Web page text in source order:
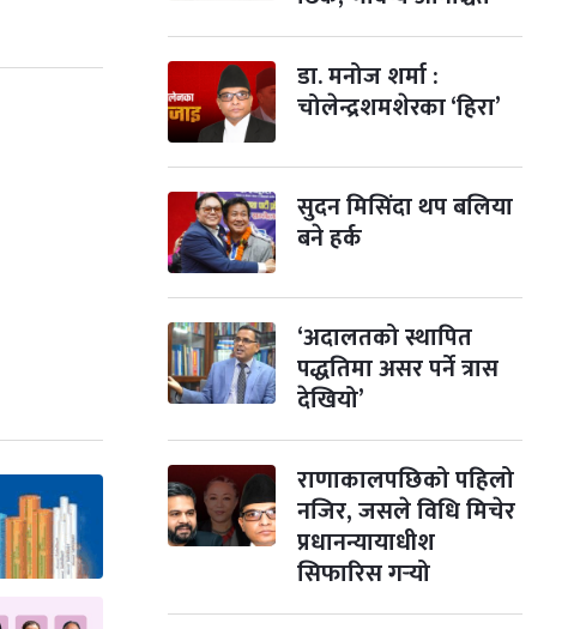
डा. मनोज शर्मा :
चोलेन्द्रशमशेरका ‘हिरा’
सुदन मिसिंदा थप बलिया
बने हर्क
‘अदालतको स्थापित
पद्धतिमा असर पर्ने त्रास
देखियो’
राणाकालपछिको पहिलो
नजिर, जसले विधि मिचेर
प्रधानन्यायाधीश
सिफारिस गर्‍यो